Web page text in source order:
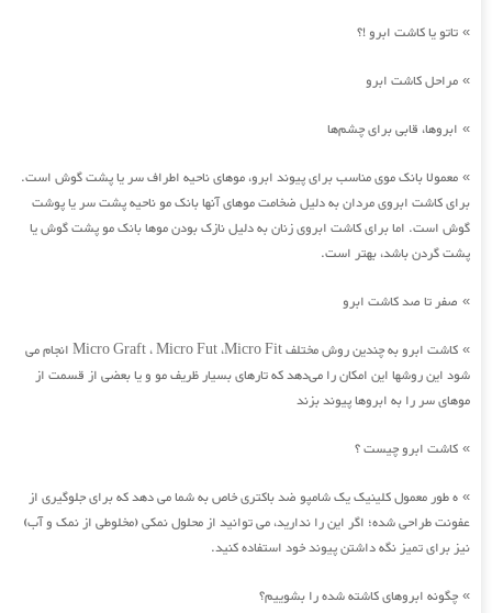
» تاتو یا کاشت ابرو !؟
» مراحل کاشت ابرو
» ابروها، قابی برای چشم‌ها
» معمولا بانک موی مناسب برای پیوند ابرو، موهای ناحیه اطراف سر یا پشت گوش است.
برای کاشت ابروی مردان به دلیل ضخامت موهای آنها بانک مو ناحیه پشت سر یا پوشت
گوش است. اما برای کاشت ابروی زنان به دلیل نازک بودن موها بانک مو پشت گوش یا
پشت گردن باشد، بهتر است.
» صفر تا صد کاشت ابرو
»
کاشت ابرو به چندین روش مختلف Micro Graft ، Micro Fut ،Micro Fit انجام می
شود این روشها این امکان را می‌دهد که تارهای بسیار ظریف مو و یا بعضی از قسمت از
موهای سر را به ابروها پیوند بزند
» کاشت ابرو چیست ؟
» ه طور معمول کلینیک یک شامپو ضد باکتری خاص به شما می دهد که برای جلوگیری از
عفونت طراحی شده؛ اگر این را ندارید، می توانید از محلول نمکی (مخلوطی از نمک و آب)
نیز برای تمیز نگه داشتن پیوند خود استفاده کنید.
» چگونه ابروهای کاشته شده را بشوییم؟